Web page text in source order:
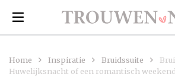
Home Inspiratie Bruidssuite
Huwelijksnacht of een romantisch